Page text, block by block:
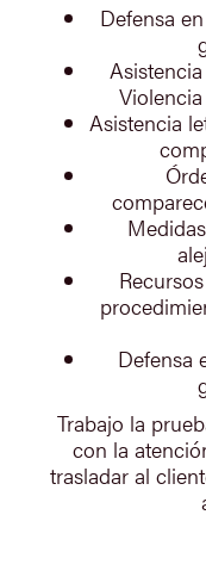
Defensa
Asistencia
Defensa
Trabajo la
con la
trasladar al